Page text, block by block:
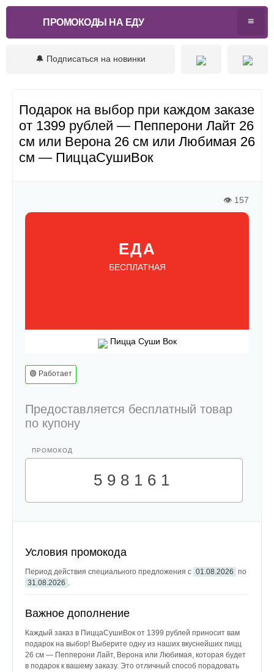
ПРОМОКОДЫ НА ЕДУ
🔔 Подписаться на новинки
Подарок на выбор при каждом заказе
от 1399 рублей — Пепперони Лайт 26
см или Верона 26 см или Любимая 26
см — ПиццаСушиВок
👁 157
ЕДА
БЕСПЛАТНАЯ
Пицца Суши Вок
🟢 Работает
Предоставляется бесплатный товар
по купону
598161
Условия промокода
Период действия специального предложения с 01.08.2026 по
31.08.2026 .
Важное дополнение
Каждый заказ в ПиццаСушиВок от 1399 рублей приносит вам
подарок на выбор! Выберите одну из наших вкуснейших пицц
26 см — Пепперони Лайт, Верона или Любимая, которая будет
в подарок к вашему заказу. Это отличный способ порадовать